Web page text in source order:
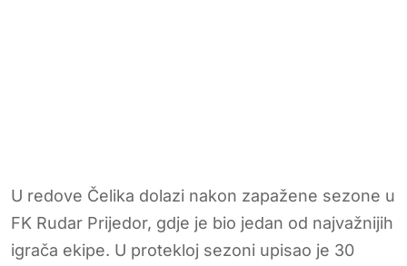
U redove Čelika dolazi nakon zapažene sezone u
FK Rudar Prijedor, gdje je bio jedan od najvažnijih
igrača ekipe. U protekloj sezoni upisao je 30